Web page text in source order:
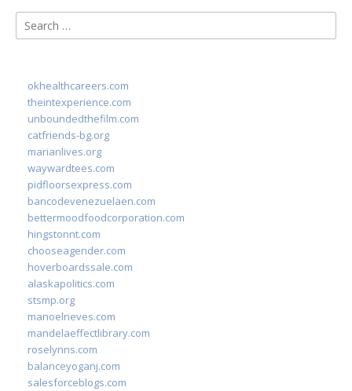
Search
for:
okhealthcareers.com
theintexperience.com
unboundedthefilm.com
catfriends-bg.org
marianlives.org
waywardtees.com
pidfloorsexpress.com
bancodevenezuelaen.com
bettermoodfoodcorporation.com
hingstonnt.com
chooseagender.com
hoverboardssale.com
alaskapolitics.com
stsmp.org
manoelneves.com
mandelaeffectlibrary.com
roselynns.com
balanceyoganj.com
salesforceblogs.com